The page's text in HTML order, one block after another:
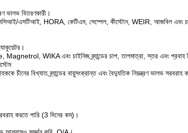
ভালভ বিতরণকারী।
এসটিআই, HORA, কেটিএম, সেম্পেল, কীস্টোন, WEIR, আজবিল এবং
WIKA এবং চাইনিজ ব্র্যান্ডের চাপ, তাপমাত্রা, স্তর এবং প্রবাহ
চীনের বিখ্যাত ব্র্যান্ডের বায়ুসংক্রান্ত এবং বৈদ্যুতিক নিয়ন্ত্রণ ভালভ সরবরাহ
করতে পারি (3 দিনের কম)।